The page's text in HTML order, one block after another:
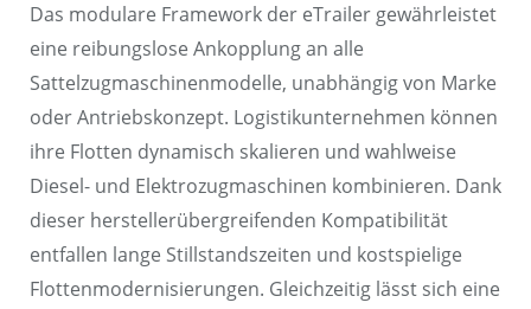
Das modulare Framework der eTrailer gewährleistet
eine reibungslose Ankopplung an alle
Sattelzugmaschinenmodelle, unabhängig von Marke
oder Antriebskonzept. Logistikunternehmen können
ihre Flotten dynamisch skalieren und wahlweise
Diesel- und Elektrozugmaschinen kombinieren. Dank
dieser herstellerübergreifenden Kompatibilität
entfallen lange Stillstandszeiten und kostspielige
Flottenmodernisierungen. Gleichzeitig lässt sich eine